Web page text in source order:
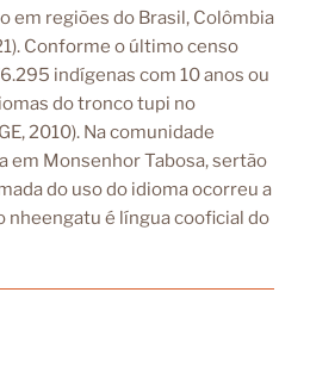
em regiões do Brasil, Colômbia
Conforme o último censo
indígenas com 10 anos ou
do tronco tupi no
2010). Na comunidade
em Monsenhor Tabosa, sertão
do uso do idioma ocorreu a
nheengatu é língua cooficial do